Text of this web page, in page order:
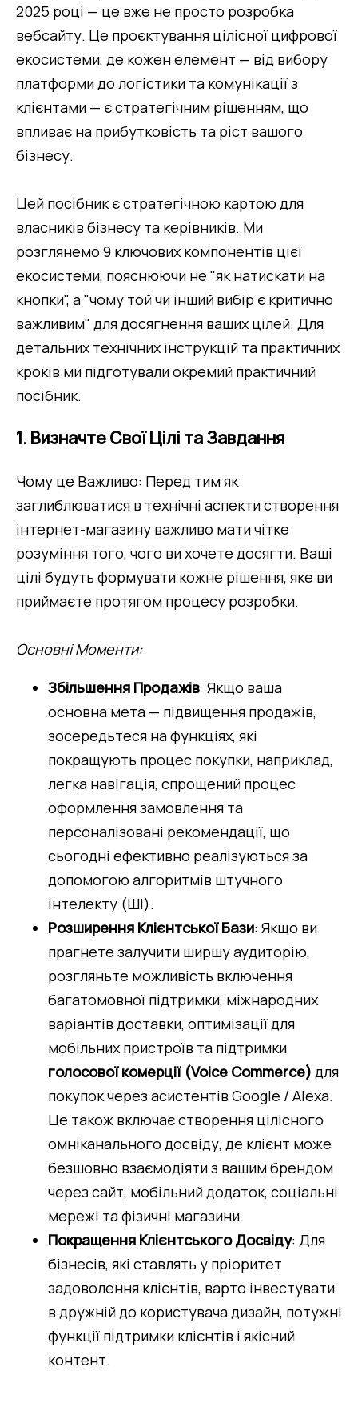
2025 році — це вже не просто розробка
вебсайту. Це проєктування цілісної цифрової
екосистеми, де кожен елемент — від вибору
платформи до логістики та комунікації з
клієнтами — є стратегічним рішенням, що
впливає на прибутковість та ріст вашого
бізнесу.
Цей посібник є стратегічною картою для
власників бізнесу та керівників. Ми
розглянемо 9 ключових компонентів цієї
екосистеми, пояснюючи не "як натискати на
кнопки", а "чому той чи інший вибір є критично
важливим" для досягнення ваших цілей. Для
детальних технічних інструкцій та практичних
кроків ми підготували окремий практичний
посібник.
1. Визначте Свої Цілі та Завдання
Чому це Важливо: Перед тим як
заглиблюватися в технічні аспекти створення
інтернет-магазину важливо мати чітке
розуміння того, чого ви хочете досягти. Ваші
цілі будуть формувати кожне рішення, яке ви
приймаєте протягом процесу розробки.
Основні Моменти:
Збільшення Продажів: Якщо ваша
основна мета — підвищення продажів,
зосередьтеся на функціях, які
покращують процес покупки, наприклад,
легка навігація, спрощений процес
оформлення замовлення та
персоналізовані рекомендації, що
сьогодні ефективно реалізуються за
допомогою алгоритмів штучного
інтелекту (ШІ).
Розширення Клієнтської Бази: Якщо ви
прагнете залучити ширшу аудиторію,
розгляньте можливість включення
багатомовної підтримки, міжнародних
варіантів доставки, оптимізації для
мобільних пристроїв та підтримки
голосової комерції (Voice Commerce) для
покупок через асистентів Google / Alexa.
Це також включає створення цілісного
омніканального досвіду, де клієнт може
безшовно взаємодіяти з вашим брендом
через сайт, мобільний додаток, соціальні
мережі та фізичні магазини.
Покращення Клієнтського Досвіду: Для
бізнесів, які ставлять у пріоритет
задоволення клієнтів, варто інвестувати
в дружній до користувача дизайн, потужні
функції підтримки клієнтів і якісний
контент.